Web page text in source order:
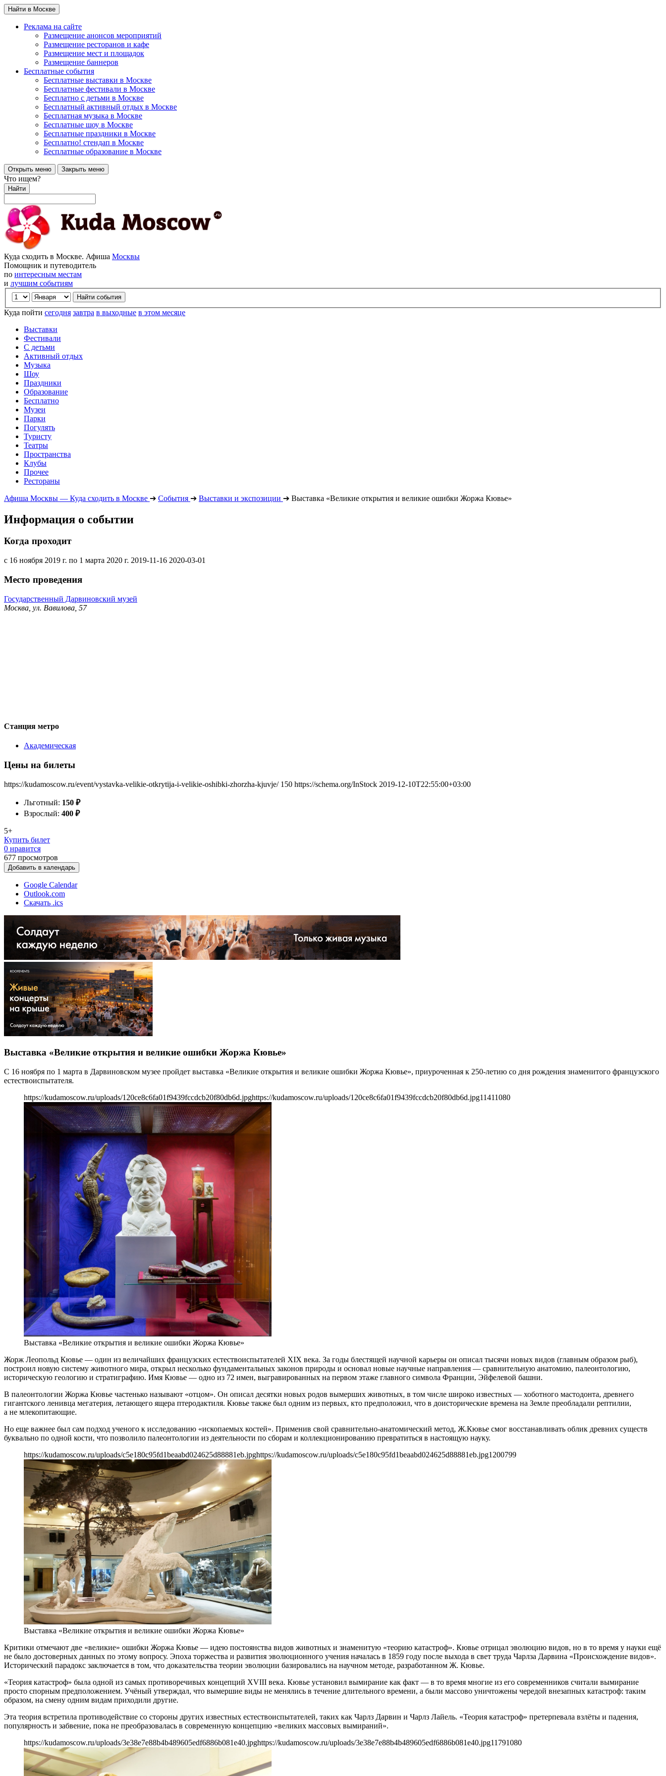
Найти в Москве
Реклама на сайте
Размещение анонсов мероприятий
Размещение ресторанов и кафе
Размещение мест и площадок
Размещение баннеров
Бесплатные события
Бесплатные выставки в Москве
Бесплатные фестивали в Москве
Бесплатно с детьми в Москве
Бесплатный активный отдых в Москве
Бесплатная музыка в Москве
Бесплатные шоу в Москве
Бесплатные праздники в Москве
Бесплатно! стендап в Москве
Бесплатные образование в Москве
Открыть меню Закрыть меню
Что ищем?
Найти
Куда сходить в Москве. Афиша Москвы
Помощник и путеводитель
по интересным местам
и лучшим событиям
Куда пойти сегодня завтра в выходные в этом месяце
Выставки
Фестивали
С детьми
Активный отдых
Музыка
Шоу
Праздники
Образование
Бесплатно
Музеи
Парки
Погулять
Туристу
Театры
Пространства
Клубы
Прочее
Рестораны
Афиша Москвы — Куда сходить в Москве ➔ События ➔ Выставки и экспозиции ➔ Выставка «Великие открытия и великие ошибки Жоржа Кювье»
Информация о событии
Когда проходит
с 16 ноября 2019 г. по 1 марта 2020 г. 2019-11-16 2020-03-01
Место проведения
Государственный Дарвиновский музей
Москва, ул. Вавилова, 57
Станция метро
Академическая
Цены на билеты
https://kudamoscow.ru/event/vystavka-velikie-otkrytija-i-velikie-oshibki-zhorzha-kjuvje/ 150 https://schema.org/InStock 2019-12-10T22:55:00+03:00
Льготный: 150 ₽
Взрослый: 400 ₽
5+
Купить билет
0 нравится
677 просмотров
Добавить в календарь
Google Calendar
Outlook.com
Скачать .ics
Выставка «Великие открытия и великие ошибки Жоржа Кювье»
С 16 ноября по 1 марта в Дарвиновском музее пройдет выставка «Великие открытия и великие ошибки Жоржа Кювье», приуроченная к 250-летию со дня рождения знаменитого французского
естествоиспытателя.
https://kudamoscow.ru/uploads/120ce8c6fa01f9439fccdcb20f80db6d.jpghttps://kudamoscow.ru/uploads/120ce8c6fa01f9439fccdcb20f80db6d.jpg11411080
Выставка «Великие открытия и великие ошибки Жоржа Кювье»
Жорж Леопольд Кювье — один из величайших французских естествоиспытателей XIX века. За годы блестящей научной карьеры он описал тысячи новых видов (главным образом рыб),
построил новую систему животного мира, открыл несколько фундаментальных законов природы и основал новые научные направления — сравнительную анатомию, палеонтологию,
историческую геологию и стратиграфию. Имя Кювье — одно из 72 имен, выгравированных на первом этаже главного символа Франции, Эйфелевой башни.
В палеонтологии Жоржа Кювье частенько называют «отцом». Он описал десятки новых родов вымерших животных, в том числе широко известных — хоботного мастодонта, древнего
гигантского ленивца мегатерия, летающего ящера птеродактиля. Кювье также был одним из первых, кто предположил, что в доисторические времена на Земле преобладали рептилии,
а не млекопитающие.
Но еще важнее был сам подход ученого к исследованию «ископаемых костей». Применив свой сравнительно-анатомический метод, Ж.Кювье смог восстанавливать облик древних существ
буквально по одной кости, что позволило палеонтологии из деятельности по сборам и коллекционированию превратиться в настоящую науку.
https://kudamoscow.ru/uploads/c5e180c95fd1beaabd024625d88881eb.jpghttps://kudamoscow.ru/uploads/c5e180c95fd1beaabd024625d88881eb.jpg1200799
Выставка «Великие открытия и великие ошибки Жоржа Кювье»
Критики отмечают две «великие» ошибки Жоржа Кювье — идею постоянства видов животных и знаменитую «теорию катастроф». Кювье отрицал эволюцию видов, но в то время у науки ещё
не было достоверных данных по этому вопросу. Эпоха торжества и развития эволюционного учения началась в 1859 году после выхода в свет труда Чарлза Дарвина «Происхождение видов».
Исторический парадокс заключается в том, что доказательства теории эволюции базировались на научном методе, разработанном Ж. Кювье.
«Теория катастроф» была одной из самых противоречивых концепций XVIII века. Кювье установил вымирание как факт — в то время многие из его современников считали вымирание
просто спорным предположением. Учёный утверждал, что вымершие виды не менялись в течение длительного времени, а были массово уничтожены чередой внезапных катастроф: таким
образом, на смену одним видам приходили другие.
Эта теория встретила противодействие со стороны других известных естествоиспытателей, таких как Чарлз Дарвин и Чарлз Лайель. «Теория катастроф» претерпевала взлёты и падения,
популярность и забвение, пока не преобразовалась в современную концепцию «великих массовых вымираний».
https://kudamoscow.ru/uploads/3e38e7e88b4b489605edf6886b081e40.jpghttps://kudamoscow.ru/uploads/3e38e7e88b4b489605edf6886b081e40.jpg11791080